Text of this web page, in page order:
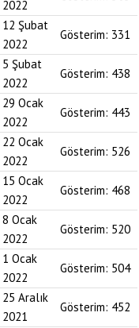
2022
12 Şubat
2022
Gösterim: 331
5 Şubat
2022
Gösterim: 438
29 Ocak
2022
Gösterim: 443
22 Ocak
2022
Gösterim: 526
15 Ocak
2022
Gösterim: 468
8 Ocak
2022
Gösterim: 520
1 Ocak
2022
Gösterim: 504
25 Aralık
2021
Gösterim: 452